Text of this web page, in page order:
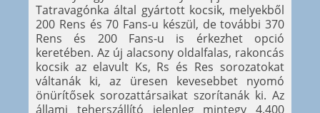
Tatravagónka által gyártott kocsik, melyekből
200 Rens és 70 Fans-u készül, de további 370
Rens és 200 Fans-u is érkezhet opció
keretében. Az új alacsony oldalfalas, rakoncás
kocsik az elavult Ks, Rs és Res sorozatokat
váltanák ki, az üresen kevesebbet nyomó
önürítősek sorozattársaikat szorítanák ki. Az
állami teherszállító jelenleg mintegy 4.400